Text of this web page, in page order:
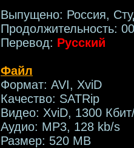
Выпущено: Россия,
Продолжительность:
Перевод: Русский
Файл
Формат: AVI, XviD
Качество: SATRip
Видео: XviD, 1300
Аудио: MP3, 128 kb/s
Размер: 520 MB